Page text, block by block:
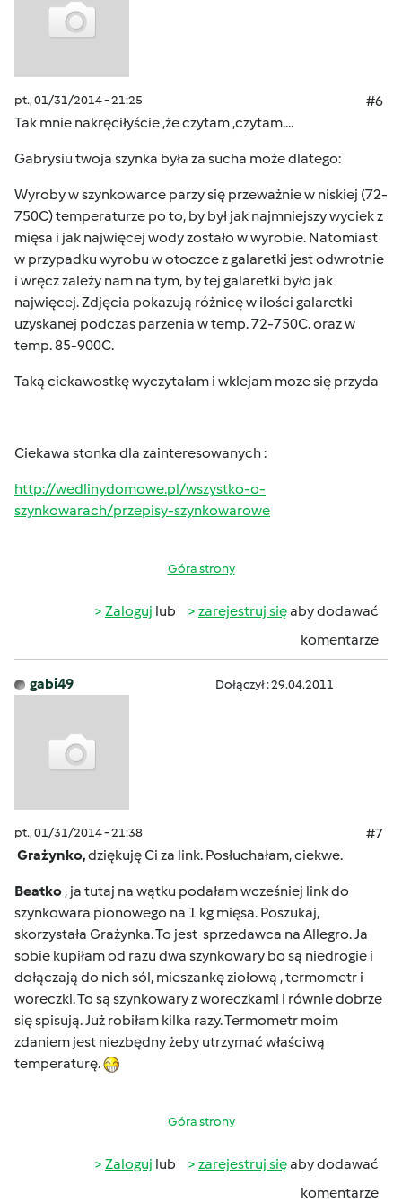
pt., 01/31/2014 - 21:25
#6
Tak mnie nakręciłyście ,że czytam ,czytam....
Gabrysiu twoja szynka była za sucha może dlatego:
Wyroby w szynkowarce parzy się przeważnie w niskiej (72-
750C) temperaturze po to, by był jak najmniejszy wyciek z
mięsa i jak najwięcej wody zostało w wyrobie. Natomiast
w przypadku wyrobu w otoczce z galaretki jest odwrotnie
i wręcz zależy nam na tym, by tej galaretki było jak
najwięcej. Zdjęcia pokazują różnicę w ilości galaretki
uzyskanej podczas parzenia w temp. 72-750C. oraz w
temp. 85-900C.
Taką ciekawostkę wyczytałam i wklejam moze się przyda
Ciekawa stonka dla zainteresowanych :
http://wedlinydomowe.pl/wszystko-o-
szynkowarach/przepisy-szynkowarowe
Góra strony
Zaloguj lub zarejestruj sięaby dodawać
komentarze
gabi49 Dołączył : 29.04.2011
pt., 01/31/2014 - 21:38
#7
Grażynko,dziękuję Ci za link. Posłuchałam, ciekwe.
Beatko , ja tutaj na wątku podałam wcześniej link do
szynkowara pionowego na 1 kg mięsa. Poszukaj,
skorzystała Grażynka. To jest sprzedawca na Allegro. Ja
sobie kupiłam od razu dwa szynkowary bo są niedrogie i
dołączają do nich sól, mieszankę ziołową , termometr i
woreczki. To są szynkowary z woreczkami i równie dobrze
się spisują. Już robiłam kilka razy. Termometr moim
zdaniem jest niezbędny żeby utrzymać właściwą
temperaturę.
Góra strony
Zaloguj lub zarejestruj sięaby dodawać
komentarze